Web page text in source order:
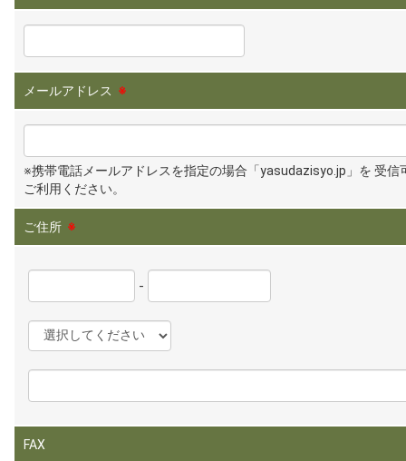
メールアドレス ※
※携帯電話メールアドレスを指定の場合「yasudazisyo.jp」を 受信
ご利用ください。
ご住所 ※
-
FAX